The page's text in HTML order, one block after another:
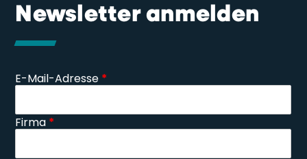
Newsletter anmelden